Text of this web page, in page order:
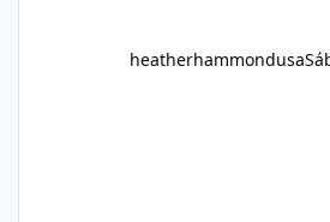
heatherhammondusa